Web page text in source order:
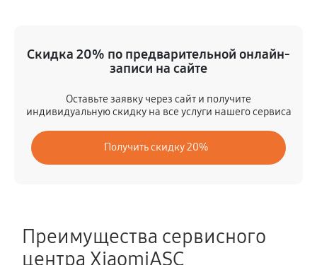
450 руб 60 минут
450 руб 60 минут
Замена разъема роутера Xiaomi Alot Router AX6000
810 руб 60 минут
Скидка 20% по предварительной онлайн-
записи на сайте
Оставьте заявку через сайт и получите
индивидуальную скидку на все услуги нашего сервиса
Получить скидку 20%
Преимущества сервисного
центра XiaomiASC